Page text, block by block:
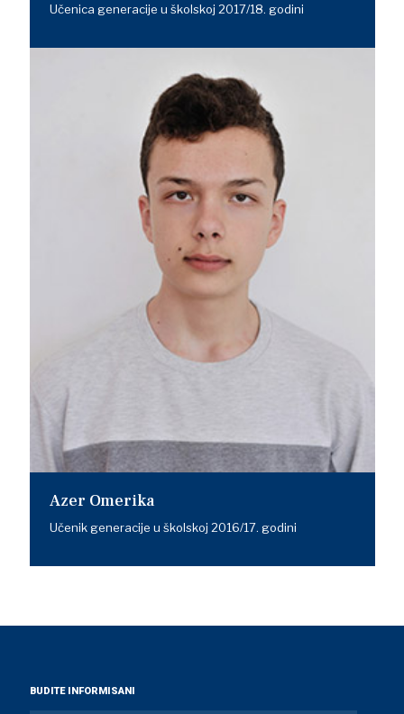
Učenica generacije u školskoj 2017/18. godini
Azer Omerika
Učenik generacije u školskoj 2016/17. godini
BUDITE INFORMISANI